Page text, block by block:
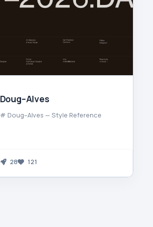
Doug–Alves
# Doug–Alves — Style Reference
28 121